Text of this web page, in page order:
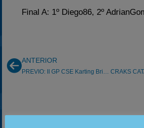
Final A: 1º Diego86, 2º
ANTERIOR
PREVIO: II GP CSE Karting Briscous (Francia) 24/03/2013